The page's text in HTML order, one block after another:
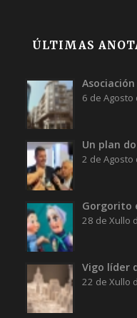
ÚLTIMAS
6 de Agosto
Un plan
2 de Agosto
Gorgorito
28 de Xullo
Vigo líder
22 de Xullo